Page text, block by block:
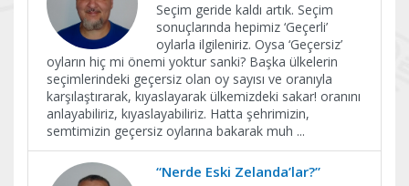
Seçim geride kaldı artık. Seçim
sonuçlarında hepimiz ‘Geçerli’
oylarla ilgileniriz. Oysa ‘Geçersiz’
oyların hiç mi önemi yoktur sanki? Başka ülkelerin
seçimlerindeki geçersiz olan oy sayısı ve oranıyla
karşılaştırarak, kıyaslayarak ülkemizdeki sakar! oranını
anlayabiliriz, kıyaslayabiliriz. Hatta şehrimizin,
semtimizin geçersiz oylarına bakarak muh ...
“Nerde Eski Zelanda’lar?”